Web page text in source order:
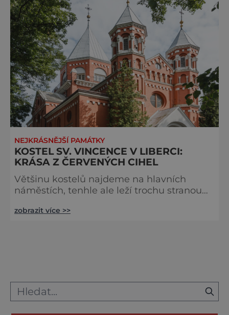
NEJKRÁSNĚJŠÍ PAMÁTKY
KOSTEL SV. VINCENCE V LIBERCI:
KRÁSA Z ČERVENÝCH CIHEL
Většinu kostelů najdeme na hlavních
náměstích, tenhle ale leží trochu stranou
zajímavější na pohled a také jeho historie
dokonce zrodilo takzvané Liebiegovo
městečko –
zobrazit více >>